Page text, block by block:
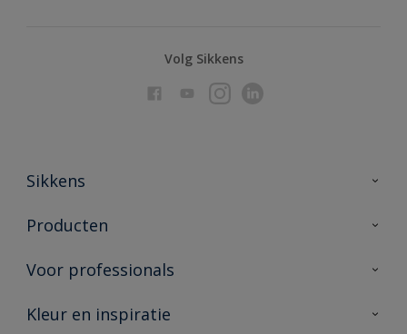
Volg Sikkens
Sikkens
Over Sikkens
Duurzaamheid
Producten
Producten voor binnen
Vind je verkooppunt
Voor professionals
Advies & service
Kleur en inspiratie